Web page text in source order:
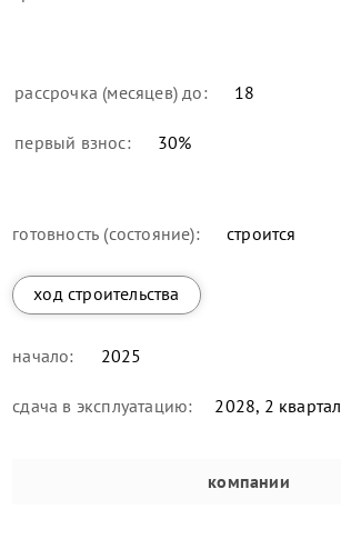
рассрочка (месяцев) до: 18
первый взнос: 30%
готовность (состояние): строится
ход строительства
начало: 2025
сдача в эксплуатацию: 2028, 2 квартал
компании